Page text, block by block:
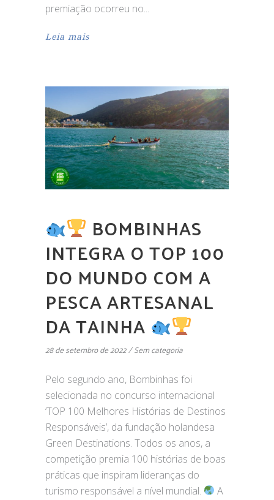
premiação ocorreu no
Leia mais
BOMBINHAS
INTEGRA O TOP 100
DO MUNDO COM A
PESCA ARTESANAL
DA TAINHA
28 de setembro de 2022 Sem categoria
Pelo segundo ano, Bombinhas foi
selecionada no concurso internacional
‘TOP 100 Melhores Histórias de Destinos
Responsáveis’, da fundação holandesa
Green Destinations. Todos os anos, a
competição premia 100 histórias de boas
práticas que inspiram lideranças do
turismo responsável a nível mundial.
A